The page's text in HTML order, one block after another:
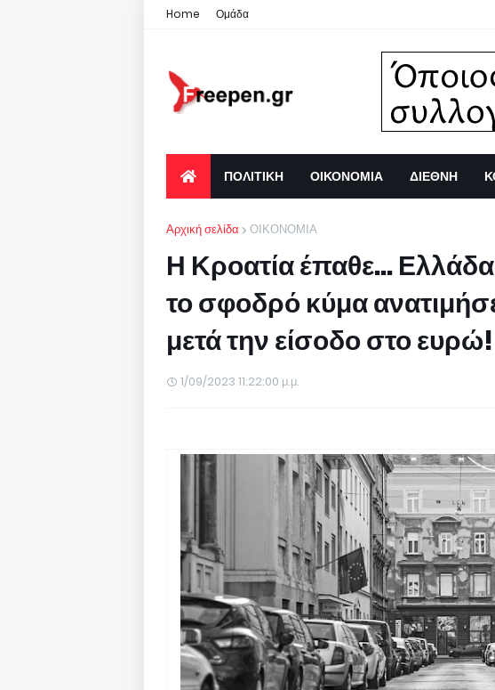
Home Ομάδα
ΠΟΛΙΤΙΚΗ ΟΙΚΟΝΟΜΙΑ ΔΙΕΘΝΗ
Αρχική σελίδα ΟΙΚΟΝΟΜΙΑ
Η Κροατία έπαθε...
το σφοδρό κύμα
μετά την είσοδο στο ευρώ!
1/09/2023 11:22:00 μ.μ.